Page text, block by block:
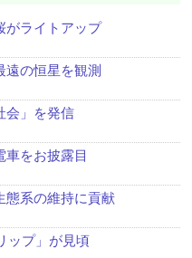
がライトアップ
遠の恒星を観測
会」を発信
車をお披露目
態系の維持に貢献
ップ」が見頃